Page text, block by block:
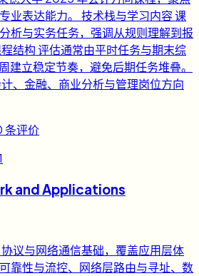
业表达能力。 技术栈与学习内容 课
析与实务任务，强调从规则理解到报
结构 评估通常由平时任务与期末综
建立稳定节奏，避免后期任务堆叠。
、金融、商业分析与管理岗位方向
条评价
and Applications
议与网络通信基础，覆盖应用层体
靠性与流控、网络层路由与寻址、数